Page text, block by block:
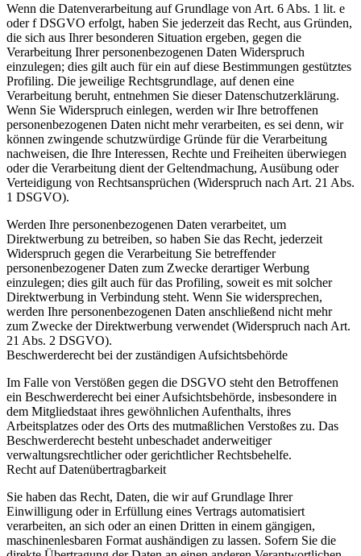
Wenn die Datenverarbeitung auf Grundlage von Art. 6 Abs. 1 lit. e
oder f DSGVO erfolgt, haben Sie jederzeit das Recht, aus Gründen,
die sich aus Ihrer besonderen Situation ergeben, gegen die
Verarbeitung Ihrer personenbezogenen Daten Widerspruch
einzulegen; dies gilt auch für ein auf diese Bestimmungen gestütztes
Profiling. Die jeweilige Rechtsgrundlage, auf denen eine
Verarbeitung beruht, entnehmen Sie dieser Datenschutzerklärung.
Wenn Sie Widerspruch einlegen, werden wir Ihre betroffenen
personenbezogenen Daten nicht mehr verarbeiten, es sei denn, wir
können zwingende schutzwürdige Gründe für die Verarbeitung
nachweisen, die Ihre Interessen, Rechte und Freiheiten überwiegen
oder die Verarbeitung dient der Geltendmachung, Ausübung oder
Verteidigung von Rechtsansprüchen (Widerspruch nach Art. 21 Abs.
1 DSGVO).
Werden Ihre personenbezogenen Daten verarbeitet, um
Direktwerbung zu betreiben, so haben Sie das Recht, jederzeit
Widerspruch gegen die Verarbeitung Sie betreffender
personenbezogener Daten zum Zwecke derartiger Werbung
einzulegen; dies gilt auch für das Profiling, soweit es mit solcher
Direktwerbung in Verbindung steht. Wenn Sie widersprechen,
werden Ihre personenbezogenen Daten anschließend nicht mehr
zum Zwecke der Direktwerbung verwendet (Widerspruch nach Art.
21 Abs. 2 DSGVO).
Beschwerderecht bei der zuständigen Aufsichtsbehörde
Im Falle von Verstößen gegen die DSGVO steht den Betroffenen
ein Beschwerderecht bei einer Aufsichtsbehörde, insbesondere in
dem Mitgliedstaat ihres gewöhnlichen Aufenthalts, ihres
Arbeitsplatzes oder des Orts des mutmaßlichen Verstoßes zu. Das
Beschwerderecht besteht unbeschadet anderweitiger
verwaltungsrechtlicher oder gerichtlicher Rechtsbehelfe.
Recht auf Datenübertragbarkeit
Sie haben das Recht, Daten, die wir auf Grundlage Ihrer
Einwilligung oder in Erfüllung eines Vertrags automatisiert
verarbeiten, an sich oder an einen Dritten in einem gängigen,
maschinenlesbaren Format aushändigen zu lassen. Sofern Sie die